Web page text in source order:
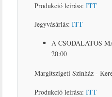
Produkció leírása: ITT
Jegyvásárlás: ITT
A CSODÁLATOS
20:00
Margitszigeti Színház -
Produkció leírása: ITT